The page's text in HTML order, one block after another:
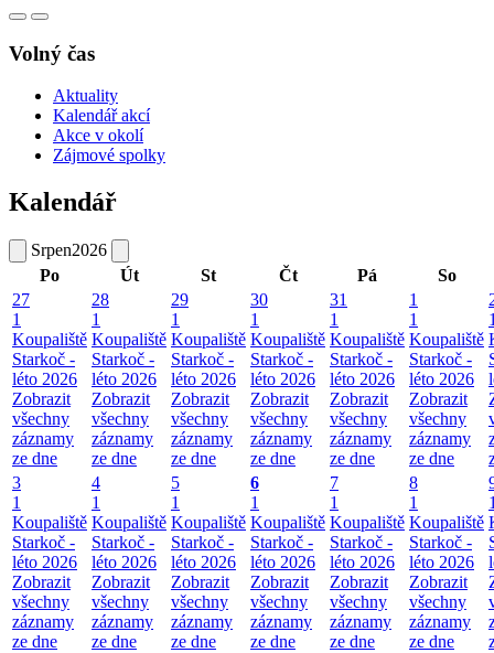
Volný čas
Aktuality
Kalendář akcí
Akce v okolí
Zájmové spolky
Kalendář
Srpen2026
Po
Út St Čt Pá
So
27
1
Koupaliště
Starkoč -
léto 2026
Zobrazit
všechny
záznamy
ze dne
28
1
Koupaliště
Starkoč -
léto 2026
Zobrazit
všechny
záznamy
ze dne
29
1
Koupaliště
Starkoč -
léto 2026
Zobrazit
všechny
záznamy
ze dne
30
1
Koupaliště
Starkoč -
léto 2026
Zobrazit
všechny
záznamy
ze dne
31
1
Koupaliště
Starkoč -
léto 2026
Zobrazit
všechny
záznamy
ze dne
1
1
Koupaliště
Starkoč -
léto 2026
Zobrazit
všechny
záznamy
ze dne
3
1
Koupaliště
Starkoč -
léto 2026
Zobrazit
všechny
záznamy
ze dne
4
1
Koupaliště
Starkoč -
léto 2026
Zobrazit
všechny
záznamy
ze dne
5
1
Koupaliště
Starkoč -
léto 2026
Zobrazit
všechny
záznamy
ze dne
6
1
Koupaliště
Starkoč -
léto 2026
Zobrazit
všechny
záznamy
ze dne
7
1
Koupaliště
Starkoč -
léto 2026
Zobrazit
všechny
záznamy
ze dne
8
1
Koupaliště
Starkoč -
léto 2026
Zobrazit
všechny
záznamy
ze dne